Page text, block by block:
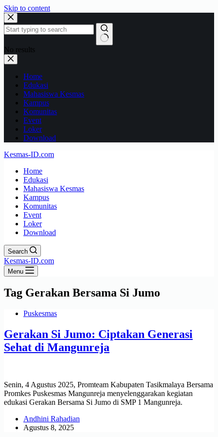
Skip to content
No results
Home
Edukasi
Mahasiswa Kesmas
Kampus
Komunitas
Event
Loker
Download
Kesmas-ID.com
Home
Edukasi
Mahasiswa Kesmas
Kampus
Komunitas
Event
Loker
Download
Search
Kesmas-ID.com
Menu
Tag Gerakan Bersama Si Jumo
Puskesmas
Gerakan Si Jumo: Ciptakan Generasi
Sehat di Mangunreja
Senin, 4 Agustus 2025, Promteam Kabupaten Tasikmalaya Bersama
Promkes Puskesmas Mangunreja menyelenggarakan kegiatan
edukasi Gerakan Bersama Si Jumo di SMP 1 Mangunreja.
Andhini Rahadian
Agustus 8, 2025